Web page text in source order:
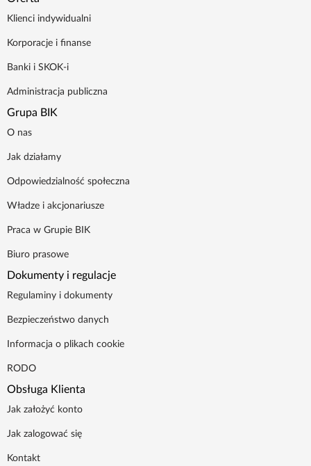
Klienci indywidualni
Korporacje i finanse
Banki i SKOK-i
Administracja publiczna
Grupa BIK
O nas
Jak działamy
Odpowiedzialność społeczna
Władze i akcjonariusze
Praca w Grupie BIK
Biuro prasowe
Dokumenty i regulacje
Regulaminy i dokumenty
Bezpieczeństwo danych
Informacja o plikach cookie
RODO
Obsługa Klienta
Jak założyć konto
Jak zalogować się
Kontakt